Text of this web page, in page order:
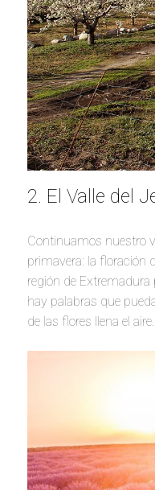
2. El Valle del
Continuamos nuestro
primavera: la floración
región de
hay palabras que
de las flores llena el aire.